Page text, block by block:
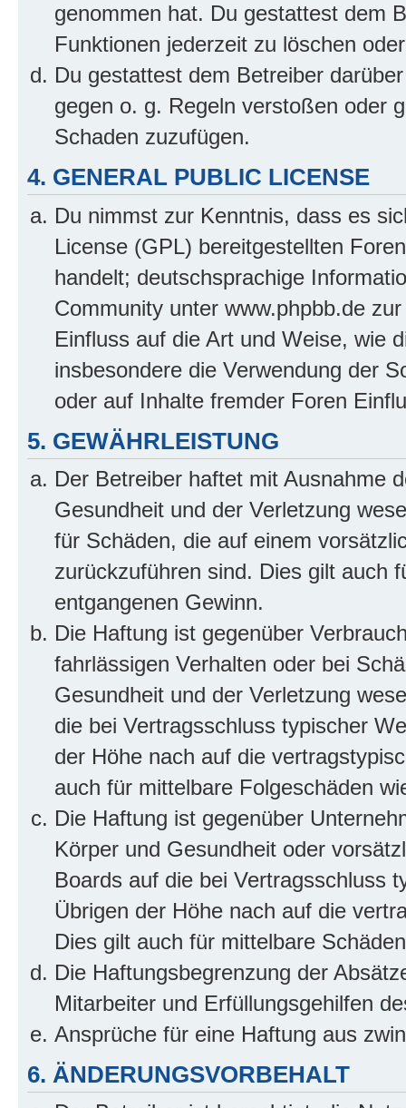
genommen hat. Du gestattest dem
Funktionen jederzeit zu löschen
Du gestattest dem Betreiber
gegen o. g. Regeln verstoßen oder
Schaden zuzufügen.
4. GENERAL PUBLIC LICENSE
Du nimmst zur Kenntnis, dass es
License (GPL) bereitgestellten
handelt; deutschsprachige
Community unter www.phpbb.de
Einfluss auf die Art und Weise, wie
insbesondere die Verwendung der
oder auf Inhalte fremder Foren
5. GEWÄHRLEISTUNG
Der Betreiber haftet mit Ausnahme
Gesundheit und der Verletzung
für Schäden, die auf einem
zurückzuführen sind. Dies gilt auch
entgangenen Gewinn.
Die Haftung ist gegenüber
fahrlässigen Verhalten oder bei
Gesundheit und der Verletzung
die bei Vertragsschluss typischer
der Höhe nach auf die
auch für mittelbare Folgeschäden
Die Haftung ist gegenüber
Körper und Gesundheit oder
Boards auf die bei Vertragsschluss
Übrigen der Höhe nach auf die
Dies gilt auch für mittelbare
Die Haftungsbegrenzung der
Mitarbeiter und Erfüllungsgehilfen
Ansprüche für eine Haftung aus
6. ÄNDERUNGSVORBEHALT